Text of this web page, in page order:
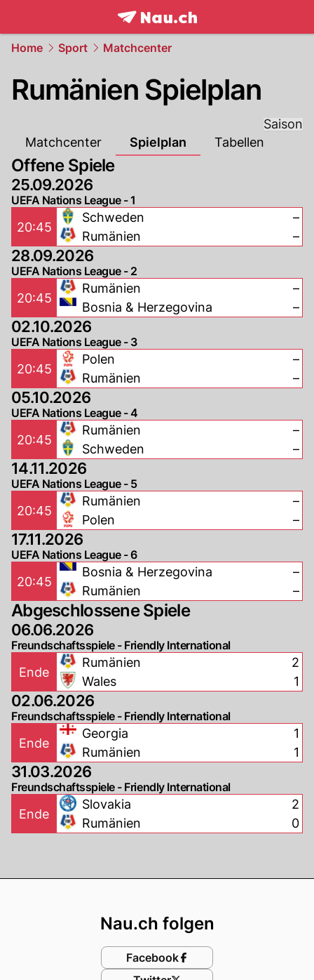
frontpage.NAU.ch
Home Sport Matchcenter
Rumänien Spielplan
Saison
Matchcenter
Spielplan Tabellen
Offene Spiele
25.09.2026
UEFA Nations League - 1
20:45
Schweden
Rumänien
–
–
28.09.2026
UEFA Nations League - 2
20:45
Rumänien
Bosnia & Herzegovina
–
–
02.10.2026
UEFA Nations League - 3
20:45
Polen
Rumänien
–
–
05.10.2026
UEFA Nations League - 4
20:45
Rumänien
Schweden
–
–
14.11.2026
UEFA Nations League - 5
20:45
Rumänien
Polen
–
–
17.11.2026
UEFA Nations League - 6
20:45
Bosnia & Herzegovina
Rumänien
–
–
Abgeschlossene Spiele
06.06.2026
Freundschaftsspiele - Friendly International
Ende
Rumänien
Wales
2
1
02.06.2026
Freundschaftsspiele - Friendly International
Ende
Georgia
Rumänien
1
1
31.03.2026
Freundschaftsspiele - Friendly International
Ende
Slovakia
Rumänien
2
0
Nau.ch folgen
Facebook